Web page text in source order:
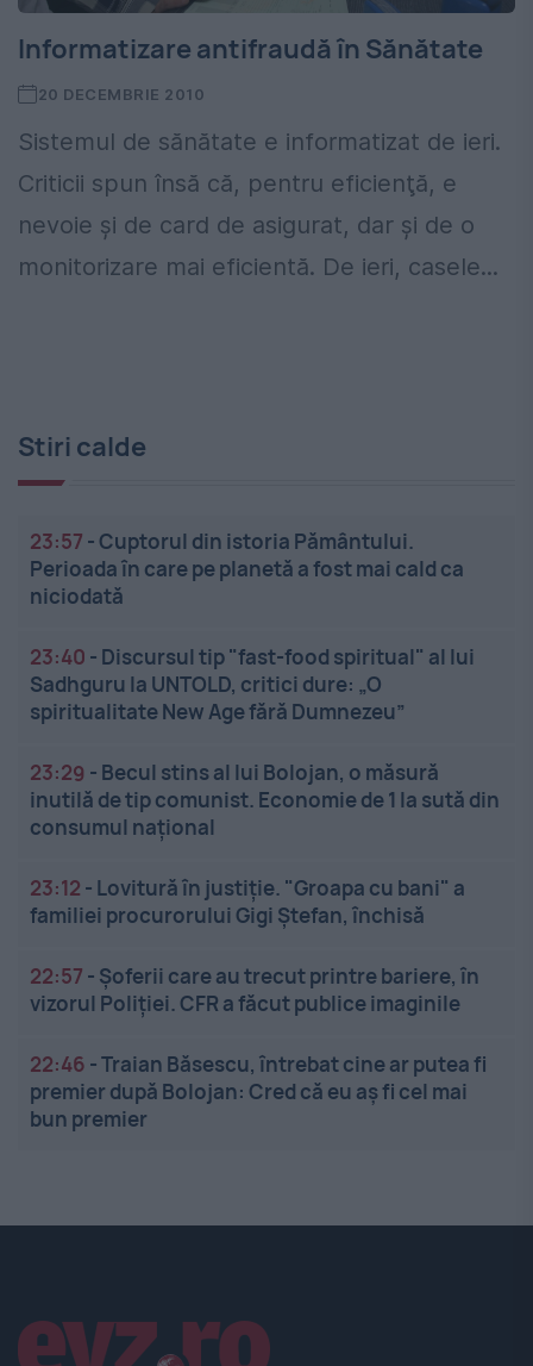
Informatizare antifraudă în Sănătate
20 DECEMBRIE 2010
Sistemul de sănătate e informatizat de ieri.
Criticii spun însă că, pentru eficienţă, e
nevoie şi de card de asigurat, dar şi de o
monitorizare mai eficientă. De ieri, casele...
Stiri calde
23:57 -Cuptorul din istoria Pământului.
Perioada în care pe planetă a fost mai cald ca
niciodată
23:40 - Discursul tip "fast-food spiritual" al lui
Sadhguru la UNTOLD, critici dure: „O
spiritualitate New Age fără Dumnezeu”
23:29 - Becul stins al lui Bolojan, o măsură
inutilă de tip comunist. Economie de 1 la sută din
consumul național
23:12 - Lovitură în justiție. "Groapa cu bani" a
familiei procurorului Gigi Ștefan, închisă
22:57 - Șoferii care au trecut printre bariere, în
vizorul Poliției. CFR a făcut publice imaginile
22:46 -Traian Băsescu, întrebat cine ar putea fi
premier după Bolojan: Cred că eu aș fi cel mai
bun premier
Linkuri utile